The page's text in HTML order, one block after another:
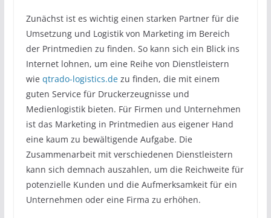
Zunächst ist es wichtig einen starken Partner für die
Umsetzung und Logistik von Marketing im Bereich
der Printmedien zu finden. So kann sich ein Blick ins
Internet lohnen, um eine Reihe von Dienstleistern
wie qtrado-logistics.dezu finden, die mit einem
guten Service für Druckerzeugnisse und
Medienlogistik bieten. Für Firmen und Unternehmen
ist das Marketing in Printmedien aus eigener Hand
eine kaum zu bewältigende Aufgabe. Die
Zusammenarbeit mit verschiedenen Dienstleistern
kann sich demnach auszahlen, um die Reichweite für
potenzielle Kunden und die Aufmerksamkeit für ein
Unternehmen oder eine Firma zu erhöhen.